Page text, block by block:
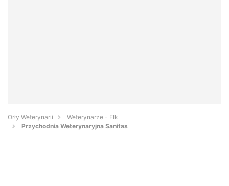
Orły Weterynarii
Weterynarze - Ełk
Przychodnia Weterynaryjna Sanitas